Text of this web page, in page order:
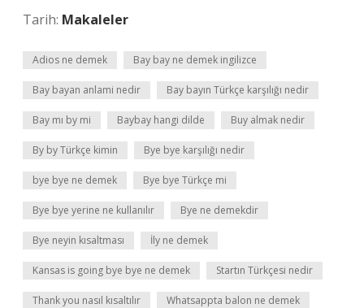
Tarih: Makaleler
Adios ne demek Bay bay ne demek ingilizce
Bay bayan anlami nedir Bay bayın Türkçe karşılığı nedir
Bay mı by mi Baybay hangi dilde Buy almak nedir
By by Türkçe kimin Bye bye karşılığı nedir
bye bye ne demek Bye bye Türkçe mi
Bye bye yerine ne kullanılır Bye ne demekdir
Bye neyin kısaltması İly ne demek
Kansas is going bye bye ne demek Startın Türkçesi nedir
Thank you nasıl kısaltılır Whatsappta balon ne demek